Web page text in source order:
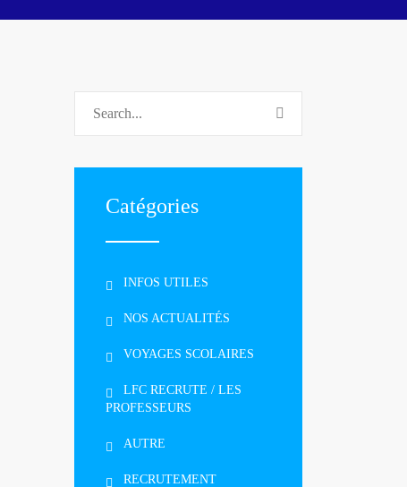
Catégories
INFOS UTILES
NOS ACTUALITÉS
VOYAGES SCOLAIRES
LFC RECRUTE / LES
PROFESSEURS
AUTRE
RECRUTEMENT